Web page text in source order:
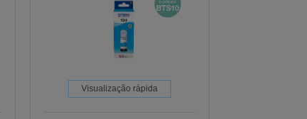
Visualização rápida